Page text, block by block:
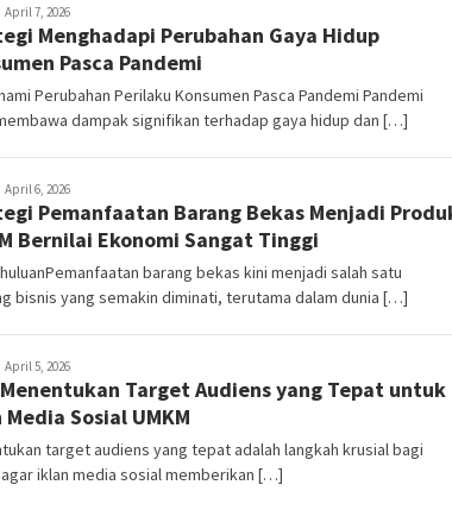
Mala
April 7, 2026
Menghadapi Perubahan Gaya Hidup
Pasca Pandemi
Perubahan Perilaku Konsumen Pasca Pandemi Pandemi
dampak signifikan terhadap gaya hidup dan […]
Mala
April 6, 2026
Pemanfaatan Barang Bekas Menjadi
Bernilai Ekonomi Sangat Tinggi
barang bekas kini menjadi salah satu
bisnis yang semakin diminati, terutama dalam dunia […]
Mala
April 5, 2026
Target Audiens yang Tepat untuk
Sosial UMKM
target audiens yang tepat adalah langkah krusial bagi
agar iklan media sosial memberikan […]